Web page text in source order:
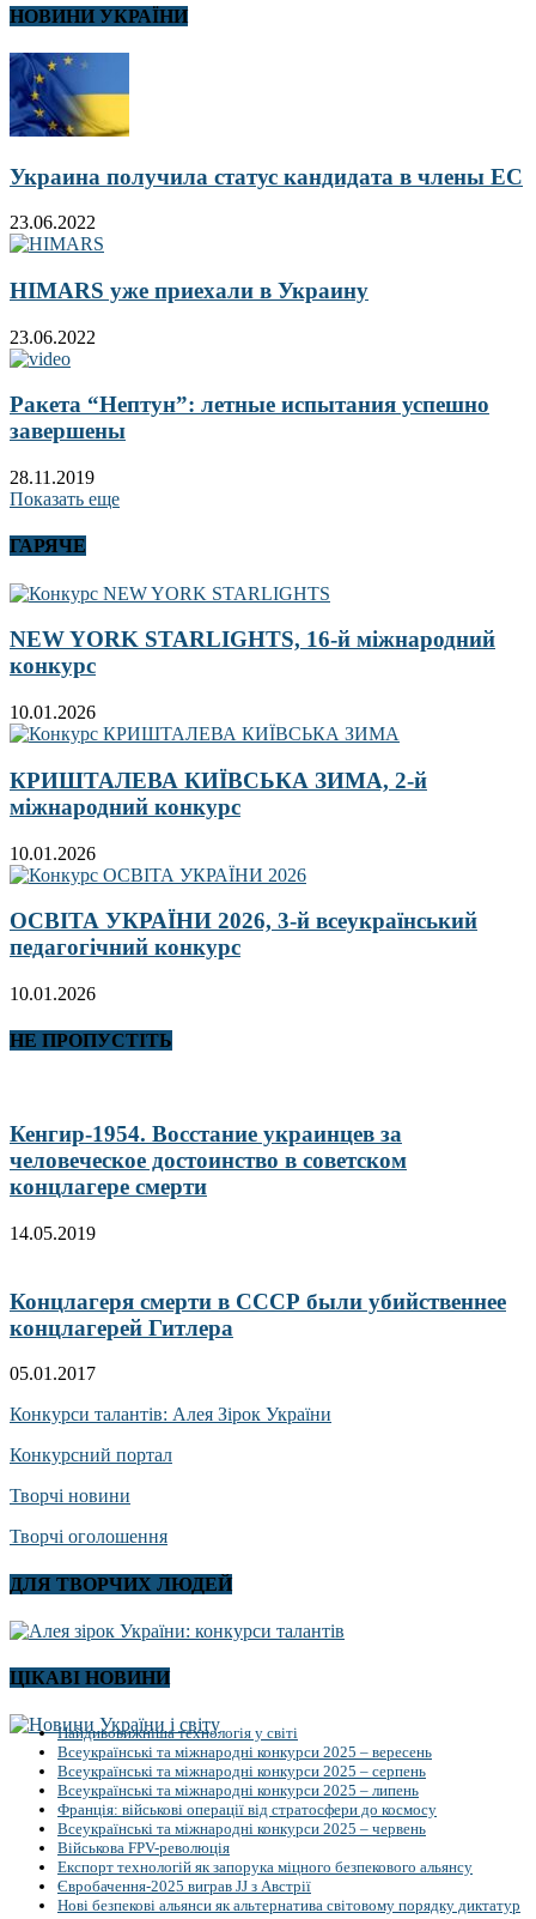
НОВИНИ УКРАЇНИ
Украина получила статус кандидата в члены ЕС
23.06.2022
HIMARS уже приехали в Украину
23.06.2022
Ракета “Нептун”: летные испытания успешно
завершены
28.11.2019
Показать еще
ГАРЯЧЕ
NEW YORK STARLIGHTS, 16-й міжнародний
конкурс
10.01.2026
КРИШТАЛЕВА КИЇВСЬКА ЗИМА, 2-й
міжнародний конкурс
10.01.2026
ОСВІТА УКРАЇНИ 2026, 3-й всеукраїнський
педагогічний конкурс
10.01.2026
НЕ ПРОПУСТІТЬ
Кенгир-1954. Восстание украинцев за
человеческое достоинство в советском
концлагере смерти
14.05.2019
Концлагеря смерти в СССР были убийственнее
концлагерей Гитлера
05.01.2017
Конкурси талантів: Алея Зірок України
Конкурсний портал
Творчі новини
Творчі оголошення
ДЛЯ ТВОРЧИХ ЛЮДЕЙ
ЦІКАВІ НОВИНИ
Найдивовижніша технологія у світі
Всеукраїнські та міжнародні конкурси 2025 – вересень
Всеукраїнські та міжнародні конкурси 2025 – серпень
Всеукраїнські та міжнародні конкурси 2025 – липень
Франція: військові операції від стратосфери до космосу
Всеукраїнські та міжнародні конкурси 2025 – червень
Військова FPV-революція
Експорт технологій як запорука міцного безпекового альянсу
Євробачення-2025 виграв JJ з Австрії
Нові безпекові альянси як альтернатива світовому порядку диктатур